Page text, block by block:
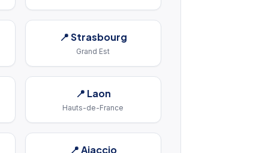
📍Strasbourg
Grand Est
📍 Laon
Hauts-de-France
📍Ajaccio